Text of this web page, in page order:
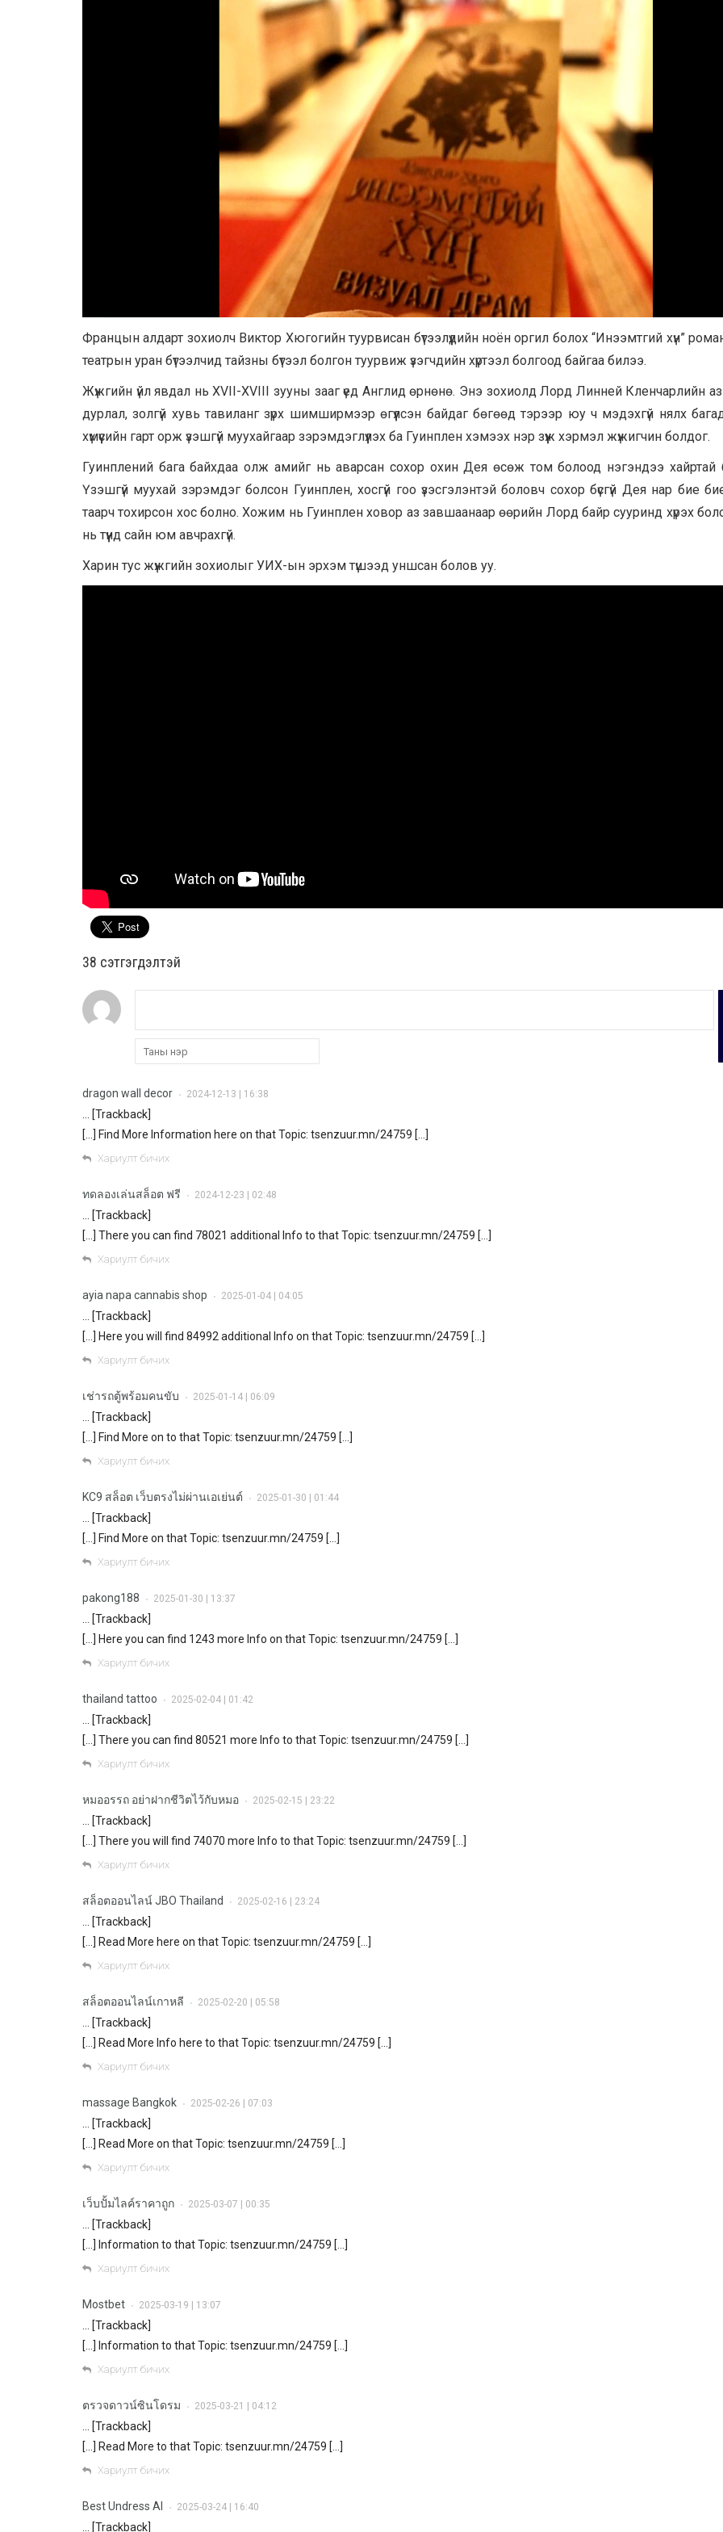
Францын алдарт зохиолч Виктор Хюгогийн туурвисан бүтээлүүдийн ноён оргил болох “Инээмтгий хүн”
театрын уран бүтээлчид тайзны бүтээл болгон туурвиж үзэгчдийн хүртээл болгоод байгаа билээ.
Жүжгийн үйл явдал нь XVII-XVIII зууны зааг үед Англид өрнөнө. Энэ зохиолд Лорд Линней Кленчарлийн
дурлал, золгүй хувь тавиланг зүрх шимширмээр өгүүлсэн байдаг бөгөөд тэрээр юу ч мэдэхгүй нялх
хүмүүсийн гарт орж үзэшгүй муухайгаар зэрэмдэглүүлэх ба Гуинплен хэмээх нэр зүүж хэрмэл жүжигчин болдог.
Гуинплений бага байхдаа олж амийг нь аварсан сохор охин Дея өсөж том болоод нэгэндээ хайртай
Үзэшгүй муухай зэрэмдэг болсон Гуинплен, хосгүй гоо үзэсгэлэнтэй боловч сохор бүсгүй Дея нар бие
таарч тохирсон хос болно. Хожим нь Гуинплен ховор аз завшаанаар өөрийн Лорд байр сууринд хүрэх
нь түүнд сайн юм авчрахгүй.
Харин тус жүжгийн зохиолыг УИХ-ын эрхэм түшээд уншсан болов уу.
38 cэтгэгдэлтэй
dragon wall decor • 2024-12-13 | 16:38
… [Trackback]
[…] Find More Information here on that Topic: tsenzuur.mn/24759 […]
Хариулт бичих
ทดลองเล่นสล็อต ฟรี • 2024-12-23 | 02:48
… [Trackback]
[…] There you can find 78021 additional Info to that Topic: tsenzuur.mn/24759 […]
Хариулт бичих
ayia napa cannabis shop • 2025-01-04 | 04:05
… [Trackback]
[…] Here you will find 84992 additional Info on that Topic: tsenzuur.mn/24759 […]
Хариулт бичих
เช่ารถตู้พร้อมคนขับ • 2025-01-14 | 06:09
… [Trackback]
[…] Find More on to that Topic: tsenzuur.mn/24759 […]
Хариулт бичих
KC9 สล็อต เว็บตรงไม่ผ่านเอเย่นต์ • 2025-01-30 | 01:44
… [Trackback]
[…] Find More on that Topic: tsenzuur.mn/24759 […]
Хариулт бичих
pakong188 • 2025-01-30 | 13:37
… [Trackback]
[…] Here you can find 1243 more Info on that Topic: tsenzuur.mn/24759 […]
Хариулт бичих
thailand tattoo • 2025-02-04 | 01:42
… [Trackback]
[…] There you can find 80521 more Info to that Topic: tsenzuur.mn/24759 […]
Хариулт бичих
หมออรรถ อย่าฝากชีวิตไว้กับหมอ • 2025-02-15 | 23:22
… [Trackback]
[…] There you will find 74070 more Info to that Topic: tsenzuur.mn/24759 […]
Хариулт бичих
สล็อตออนไลน์ JBO Thailand • 2025-02-16 | 23:24
… [Trackback]
[…] Read More here on that Topic: tsenzuur.mn/24759 […]
Хариулт бичих
สล็อตออนไลน์เกาหลี • 2025-02-20 | 05:58
… [Trackback]
[…] Read More Info here to that Topic: tsenzuur.mn/24759 […]
Хариулт бичих
massage Bangkok • 2025-02-26 | 07:03
… [Trackback]
[…] Read More on that Topic: tsenzuur.mn/24759 […]
Хариулт бичих
เว็บปั้มไลค์ราคาถูก • 2025-03-07 | 00:35
… [Trackback]
[…] Information to that Topic: tsenzuur.mn/24759 […]
Хариулт бичих
Mostbet • 2025-03-19 | 13:07
… [Trackback]
[…] Information to that Topic: tsenzuur.mn/24759 […]
Хариулт бичих
ตรวจดาวน์ซินโดรม • 2025-03-21 | 04:12
… [Trackback]
[…] Read More to that Topic: tsenzuur.mn/24759 […]
Хариулт бичих
Best Undress AI • 2025-03-24 | 16:40
… [Trackback]